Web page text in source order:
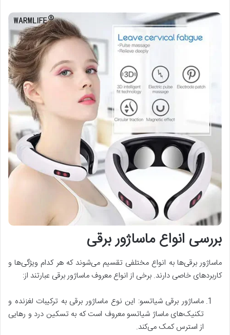
بررسی انواع ماساژور برقی
ماساژور برقی‌ها به انواع مختلفی تقسیم می‌شوند که هر کدام ویژگی‌ها و
کاربردهای خاصی دارند. برخی از انواع معروف ماساژور برقی عبارتند از:
ماساژور برقی شیاتسو: این نوع ماساژور برقی به ترکیبات لغزنده و
تکنیک‌های ماساژ شیاتسو معروف است که به تسکین درد و رهایی
از استرس کمک می‌کند.